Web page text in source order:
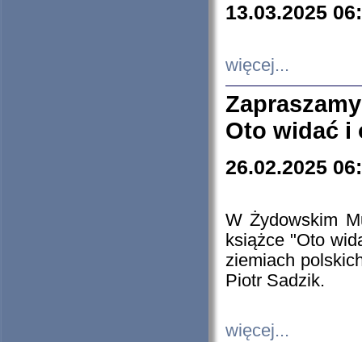
13.03.2025
więcej...
Oto widać i
26.02.2025
W Żydowskim
książce "Oto
ziemiach
Piotr Sadzik.
więcej...